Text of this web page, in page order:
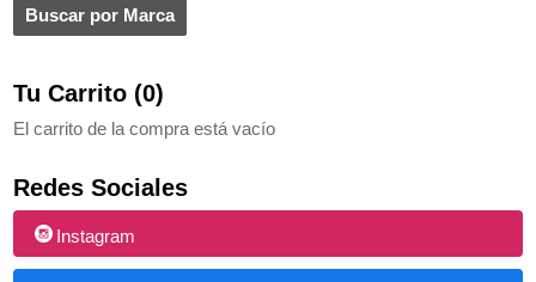
Tu Carrito (0)
El carrito de la compra está vacío
Redes Sociales
Instagram